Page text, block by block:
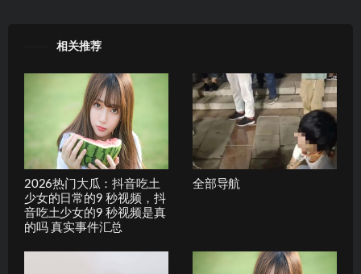
相关推荐
2026热门大瓜：抖音吃土
少女的日常的9 秒视频，抖
音吃土少女的9 秒视频是真
的吗 真实事件汇总
全部导航